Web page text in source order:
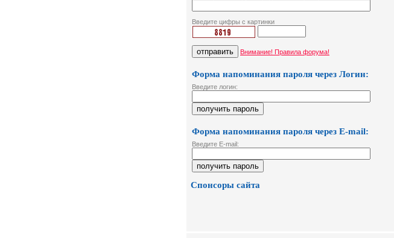
Введите цифры с картинки
Внимание! Правила форума!
Форма напоминания пароля через Логин:
Введите логин:
Форма напоминания пароля через E-mail:
Введите E-mail:
Спонсоры сайта